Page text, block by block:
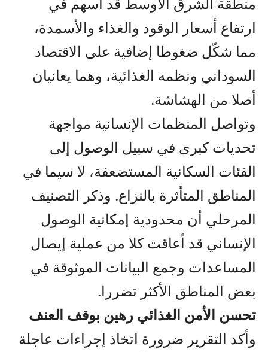
ارتفاع أسعار الوقود والغذاء والأسمدة،
مما شكّل ضغوطا إضافية على الاقتصاد
السوداني ونظمه الغذائية، وهما يعانيان
أصلا من الهشاشة.
وتواصل المنظمات الإنسانية مواجهة
تحديات كبرى في سبيل الوصول إلى
الفئات السكانية المستضعفة، لا سيما في
المناطق المتأثرة بالنزاع. وذكر التصنيف
المرحلي أن محدودية إمكانية الوصول
الإنساني قد أعاقت كلا من عملية إيصال
المساعدات وجمع البيانات الموثوقة في
بعض المناطق الأكثر تضررا.
تحسن الأمن الغذائي رهين بوقف العنف
وأكد التقرير ضرورة اتخاذ إجراءات عاجلة